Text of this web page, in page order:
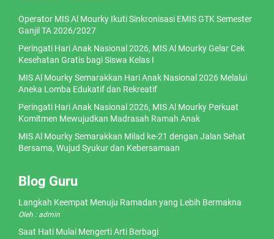
Operator MIS Al Mourky Ikuti Sinkronisasi EMIS GTK Semester
Ganjil TA 2026/2027
Peringati Hari Anak Nasional 2026, MIS Al Mourky Gelar Cek
Kesehatan Gratis bagi Siswa Kelas I
MIS Al Mourky Semarakkan Hari Anak Nasional 2026 Melalui
Aneka Lomba Edukatif dan Rekreatif
Peringati Hari Anak Nasional 2026, MIS Al Mourky Perkuat
Komitmen Mewujudkan Madrasah Ramah Anak
MIS Al Mourky Semarakkan Milad ke-21 dengan Jalan Sehat
Bersama, Wujud Syukur dan Kebersamaan
Blog Guru
Langkah Keempat Menuju Ramadan yang Lebih Bermakna
Oleh : admin
Saat Hati Mulai Mengerti Arti Berbagi